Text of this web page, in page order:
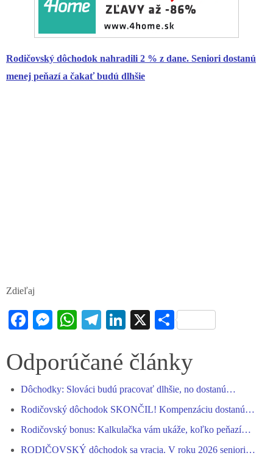
Rodičovský dôchodok nahradili 2 % z dane. Seniori dostanú
menej peňazí a čakať budú dlhšie
Zdieľaj
Fa
bo
ok
M
se
er
W
ts
pp
Te
gr
m
Li
ed
X S
re
Odporúčané články
Dôchodky: Slováci budú pracovať dlhšie, no dostanú…
Rodičovský dôchodok SKONČIL! Kompenzáciu dostanú…
Rodičovský bonus: Kalkulačka vám ukáže, koľko peňazí…
RODIČOVSKÝ dôchodok sa vracia. V roku 2026 seniori…